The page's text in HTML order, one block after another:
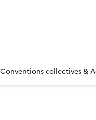
Conventions collectives &